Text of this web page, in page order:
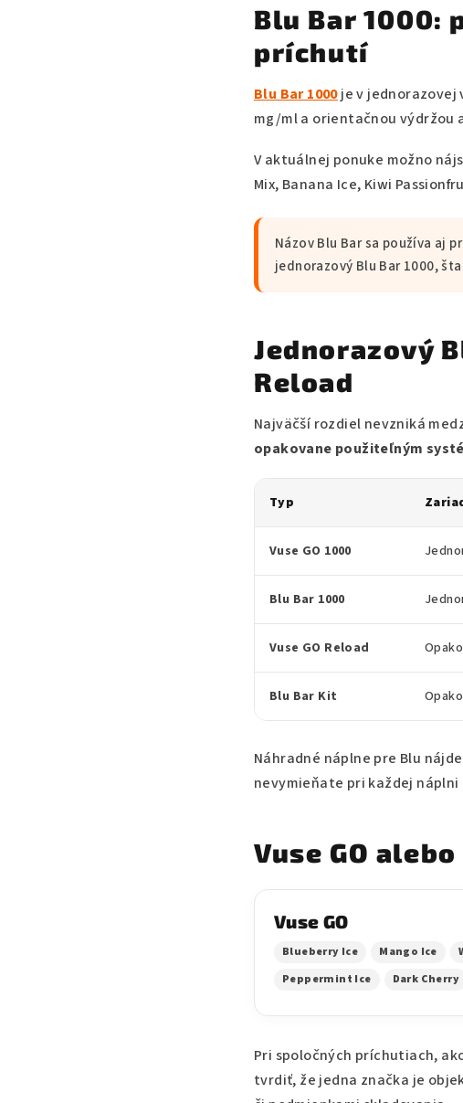
Blu Bar 1000:
príchutí
Blu Bar 1000je v jednorazovej
mg/ml a orientačnou výdržou
V aktuálnej ponuke možno
Mix, Banana Ice, Kiwi
Názov Blu Bar sa používa aj
jednorazový Blu Bar 1000,
Jednorazový
Reload
Najväčší rozdiel nevzniká
opakovane použiteľným
Typ
Vuse GO 1000
Blu Bar 1000
Vuse GO Reload
Blu Bar Kit
Náhradné náplne pre Blu
nevymieňate pri každej
Vuse GO
Vuse GO
Blueberry Ice Mango Ice
Peppermint Ice
Dark Cherry
Pri spoločných príchutiach,
tvrdiť, že jedna značka je